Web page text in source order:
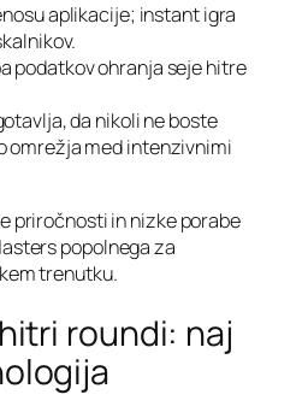
aplikacije; instant igra
podatkov ohranja seje hitre
da nikoli ne boste
omrežja med intenzivnimi
priročnosti in nizke porabe
popolnega za
trenutku.
roundi: naj